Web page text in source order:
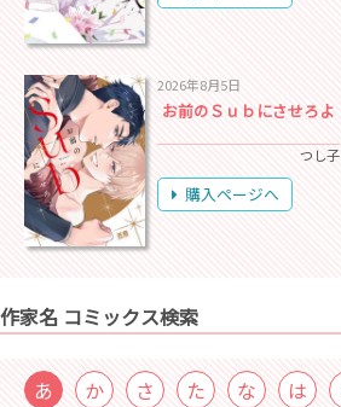
2026年8月5日
お前のＳｕｂにさせろよ
つし子
購入ページへ
作家名 コミックス検索
あ か さ た な は